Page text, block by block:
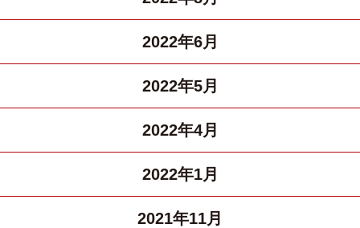
2022年6月
2022年5月
2022年4月
2022年1月
2021年11月